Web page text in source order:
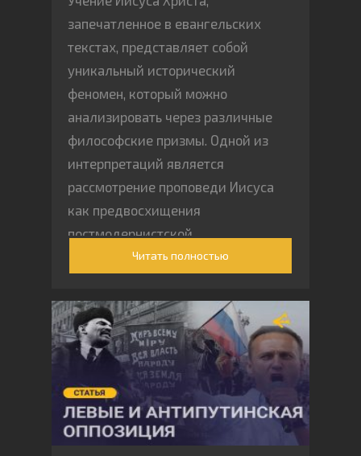
запечатленное в евангельских
текстах, представляет собой
уникальный исторический
феномен, который можно
анализировать через различные
философские призмы. Одной из
интерпретаций является
рассмотрение проповеди Иисуса
как предвосхищения
постмодернистской
деконструкции властных
Читать полностью